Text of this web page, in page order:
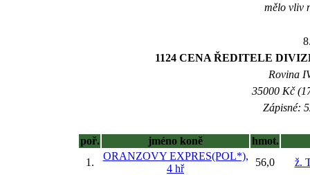
mělo vliv
1124 CENA ŘEDITELE
Rovina
35000 Kč
Zápisné:
poř. jméno koně
hmot.
1.
ORANZOVY EXPRES(POL*),
4 hř
56,0
ž.